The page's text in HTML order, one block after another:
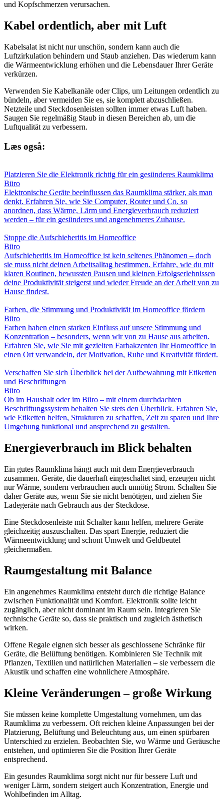
und Kopfschmerzen verursachen.
Kabel ordentlich, aber mit Luft
Kabelsalat ist nicht nur unschön, sondern kann auch die
Luftzirkulation behindern und Staub anziehen. Das wiederum kann
die Wärmeentwicklung erhöhen und die Lebensdauer Ihrer Geräte
verkürzen.
Verwenden Sie Kabelkanäle oder Clips, um Leitungen ordentlich zu
bündeln, aber vermeiden Sie es, sie komplett abzuschließen.
Netzteile und Steckdosenleisten sollten immer etwas Luft haben.
Saugen Sie regelmäßig Staub in diesen Bereichen ab, um die
Luftqualität zu verbessern.
Læs også:
Platzieren Sie die Elektronik richtig für ein gesünderes Raumklima
Büro
Elektronische Geräte beeinflussen das Raumklima stärker, als man
denkt. Erfahren Sie, wie Sie Computer, Router und Co. so
anordnen, dass Wärme, Lärm und Energieverbrauch reduziert
werden – für ein gesünderes und angenehmeres Zuhause.
Stoppe die Aufschieberitis im Homeoffice
Büro
Aufschieberitis im Homeoffice ist kein seltenes Phänomen – doch
sie muss nicht deinen Arbeitsalltag bestimmen. Erfahre, wie du mit
klaren Routinen, bewussten Pausen und kleinen Erfolgserlebnissen
deine Produktivität steigerst und wieder Freude an der Arbeit von zu
Hause findest.
Farben, die Stimmung und Produktivität im Homeoffice fördern
Büro
Farben haben einen starken Einfluss auf unsere Stimmung und
Konzentration – besonders, wenn wir von zu Hause aus arbeiten.
Erfahren Sie, wie Sie mit gezielten Farbakzenten Ihr Homeoffice in
einen Ort verwandeln, der Motivation, Ruhe und Kreativität fördert.
Verschaffen Sie sich Überblick bei der Aufbewahrung mit Etiketten
und Beschriftungen
Büro
Ob im Haushalt oder im Büro – mit einem durchdachten
Beschriftungssystem behalten Sie stets den Überblick. Erfahren Sie,
wie Etiketten helfen, Strukturen zu schaffen, Zeit zu sparen und Ihre
Umgebung funktional und ansprechend zu gestalten.
Energieverbrauch im Blick behalten
Ein gutes Raumklima hängt auch mit dem Energieverbrauch
zusammen. Geräte, die dauerhaft eingeschaltet sind, erzeugen nicht
nur Wärme, sondern verbrauchen auch unnötig Strom. Schalten Sie
daher Geräte aus, wenn Sie sie nicht benötigen, und ziehen Sie
Ladegeräte nach Gebrauch aus der Steckdose.
Eine Steckdosenleiste mit Schalter kann helfen, mehrere Geräte
gleichzeitig auszuschalten. Das spart Energie, reduziert die
Wärmeentwicklung und schont Umwelt und Geldbeutel
gleichermaßen.
Raumgestaltung mit Balance
Ein angenehmes Raumklima entsteht durch die richtige Balance
zwischen Funktionalität und Komfort. Elektronik sollte leicht
zugänglich, aber nicht dominant im Raum sein. Integrieren Sie
technische Geräte so, dass sie praktisch und zugleich ästhetisch
wirken.
Offene Regale eignen sich besser als geschlossene Schränke für
Geräte, die Belüftung benötigen. Kombinieren Sie Technik mit
Pflanzen, Textilien und natürlichen Materialien – sie verbessern die
Akustik und schaffen eine wohnlichere Atmosphäre.
Kleine Veränderungen – große Wirkung
Sie müssen keine komplette Umgestaltung vornehmen, um das
Raumklima zu verbessern. Oft reichen kleine Anpassungen bei der
Platzierung, Belüftung und Beleuchtung aus, um einen spürbaren
Unterschied zu erzielen. Beobachten Sie, wo Wärme und Geräusche
entstehen, und optimieren Sie die Position Ihrer Geräte
entsprechend.
Ein gesundes Raumklima sorgt nicht nur für bessere Luft und
weniger Lärm, sondern steigert auch Konzentration, Energie und
Wohlbefinden im Alltag.